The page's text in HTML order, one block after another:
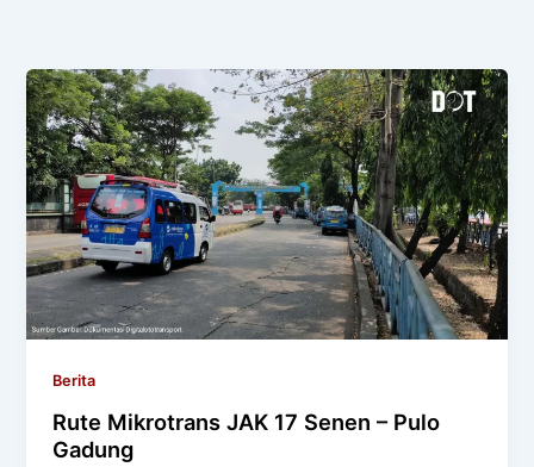
Berita
Rute Mikrotrans JAK 17 Senen – Pulo
Gadung